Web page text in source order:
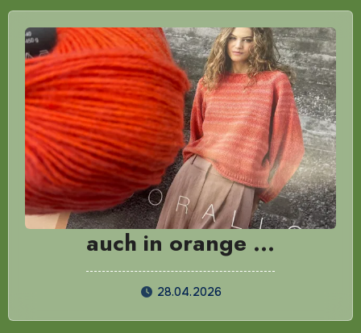
auch in orange …
28.04.2026